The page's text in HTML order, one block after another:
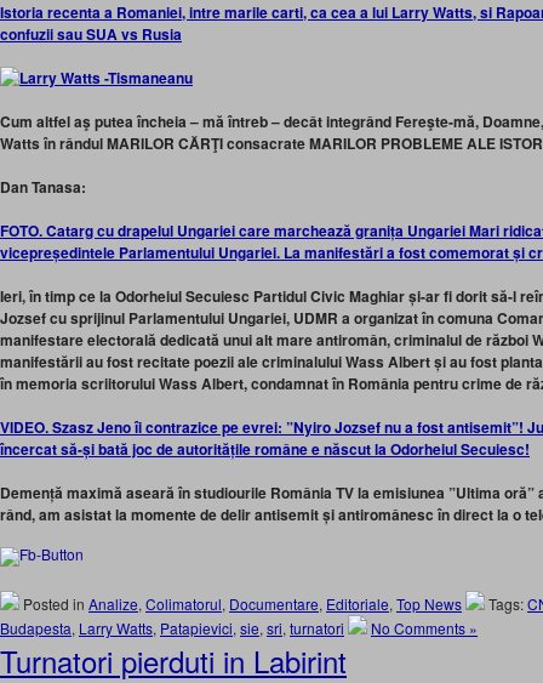
Istoria recenta a Romaniei, intre marile carti, ca cea a lui Larry Watts, si
confuzii sau SUA vs Rusia
Cum altfel aş putea încheia – mă întreb – decât integrând Fereşte-mă,
Watts în rândul MARILOR CĂRŢI consacrate MARILOR PROBLEME ALE
Dan Tanasa:
FOTO. Catarg cu drapelul Ungariei care marchează granița Ungariei Mari
vicepreședintele Parlamentului Ungariei. La manifestări a fost comemorat și
Ieri, în timp ce la Odorheiul Secuiesc Partidul Civic Maghiar și-ar fi dorit să-l
Jozsef cu sprijinul Parlamentului Ungariei, UDMR a organizat în comuna
manifestare electorală dedicată unui alt mare antiromân, criminalul de război
manifestării au fost recitate poezii ale criminalului Wass Albert și au fost
în memoria scriitorului Wass Albert, condamnat în România pentru crime de
VIDEO. Szasz Jeno îi contrazice pe evrei: ”Nyiro Jozsef nu a fost antisemit”!
încercat să-și bată joc de autoritățile române e născut la Odorheiul Secuiesc!
Demență maximă aseară în studiourile România TV la emisiunea ”Ultima oră”
rând, am asistat la momente de delir antisemit și antiromânesc în direct la o
Posted in Analize, Colimatorul, Documentare, Editoriale, Top News Tags:
Budapesta, Larry Watts, Patapievici, sie, sri, turnatori No Comments »
Turnatori pierduti in Labirint